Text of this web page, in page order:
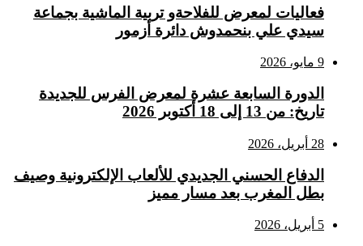
فعاليات لمعرض للفلاحةو تربية الماشية بجماعة
سيدي علي بنحمدوش دائرة أزمور
9 مايو، 2026
الدورة السابعة عشرة لمعرض الفرس للجديدة
تاريخ: من 13 إلى 18 أكتوبر 2026
28 أبريل، 2026
الدفاع الحسني الجديدي للألعاب الإلكترونية وصيف
بطل المغرب بعد مسار مميز
5 أبريل، 2026